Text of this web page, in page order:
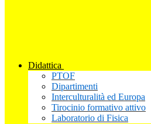
Didattica
PTOF
Dipartimenti
Interculturalità ed Europa
Tirocinio formativo attivo
Laboratorio di Fisica